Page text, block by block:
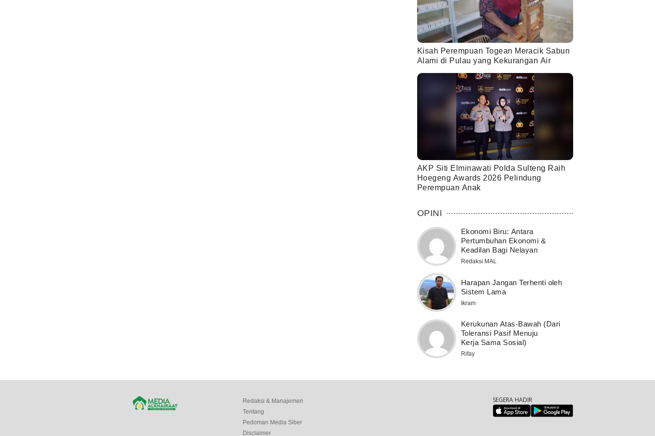
Kisah Perempuan Togean Meracik Sabun
Alami di Pulau yang Kekurangan Air
AKP Siti Elminawati Polda Sulteng Raih
Hoegeng Awards 2026 Pelindung
Perempuan Anak
OPINI
Ekonomi Biru: Antara
Pertumbuhan Ekonomi &
Keadilan Bagi Nelayan
Redaksi MAL
Harapan Jangan Terhenti oleh
Sistem Lama
Ikram
Kerukunan Atas-Bawah (Dari
Toleransi Pasif Menuju
Kerja Sama Sosial)
Rifay
Redaksi & Manajemen
Tentang
Pedoman Media Siber
Disclaimer
SEGERA HADIR